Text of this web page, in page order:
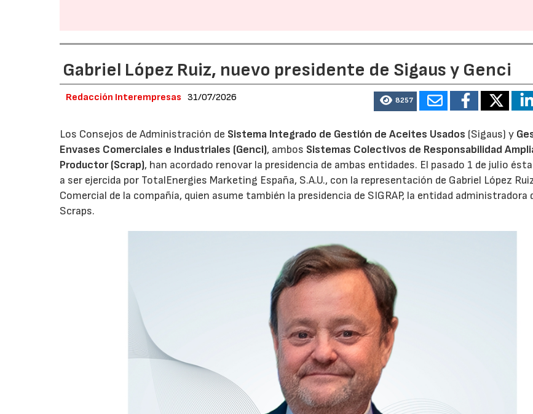
Gabriel López Ruiz, nuevo presidente de Sigaus y Genci
Redacción Interempresas 31/07/2026 8257
Los Consejos de Administración de Sistema Integrado de Gestión de Aceites Usados (Sigaus) y
Envases Comerciales e Industriales (Genci), ambos Sistemas Colectivos de Responsabilidad
Productor (Scrap), han acordado renovar la presidencia de ambas entidades. El pasado 1 de julio
a ser ejercida por TotalEnergies Marketing España, S.A.U., con la representación de Gabriel López
Comercial de la compañía, quien asume también la presidencia de SIGRAP, la entidad administradora
Scraps.